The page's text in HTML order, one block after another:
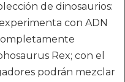
de dinosaurios:
con ADN
Rex; con el
podrán mezclar